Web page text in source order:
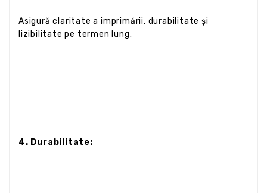
Asigură claritate a imprimării, durabilitate și
lizibilitate pe termen lung.
4. Durabilitate: